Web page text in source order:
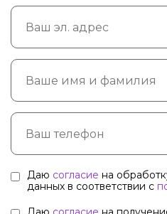
Даю согласие на
данных в соответствии с